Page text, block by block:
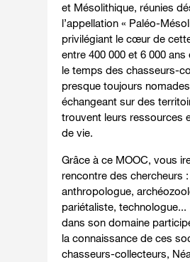
et Mésolithique, réunies
l’appellation « Paléo-
privilégiant le cœur de
entre 400 000 et 6 000
le temps des chasseurs-
presque toujours
échangeant sur des
trouvent leurs ressources
de vie.
Grâce à ce MOOC, vous
rencontre des chercheurs :
anthropologue,
pariétaliste,
dans son domaine
la connaissance de ces
chasseurs-collecteurs,